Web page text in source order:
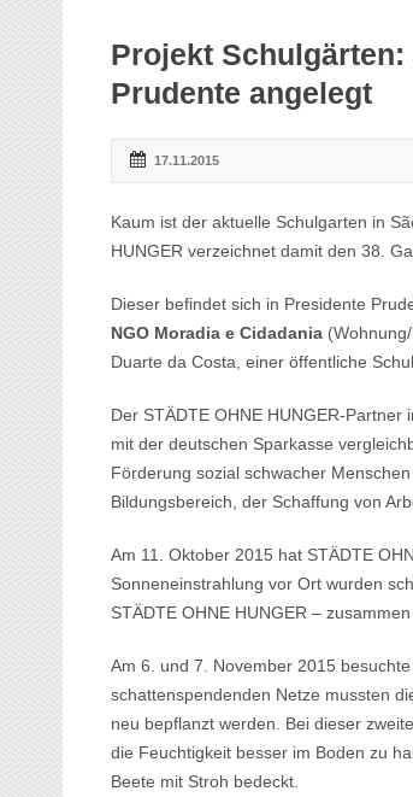
Projekt
Prudente angelegt
17.11.2015
Kaum ist der aktuelle Schulgarten in
HUNGER verzeichnet damit den 38.
Dieser befindet sich in Presidente
NGO Moradia e Cidadania
Duarte da Costa, einer öffentliche
Der STÄDTE OHNE HUNGER-
mit der deutschen Sparkasse
Förderung sozial schwacher
Bildungsbereich, der Schaffung von
Am 11. Oktober 2015 hat STÄDTE
Sonneneinstrahlung vor Ort wurden
STÄDTE OHNE HUNGER –
Am 6. und 7. November 2015
schattenspendenden Netze mussten
neu bepflanzt werden. Bei dieser
die Feuchtigkeit besser im Boden zu
Beete mit Stroh bedeckt.